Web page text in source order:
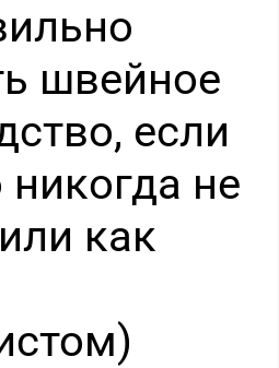
швейное
если
никогда не
как